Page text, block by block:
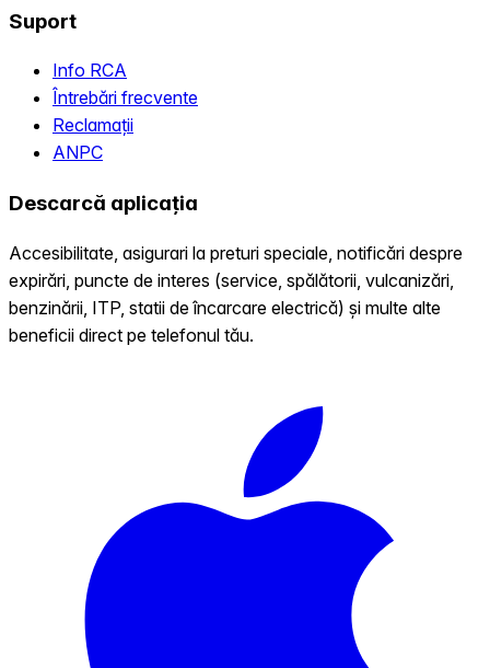
Suport
Info RCA
Întrebări frecvente
Reclamații
ANPC
Descarcă aplicația
Accesibilitate, asigurari la preturi speciale, notificări despre
expirări, puncte de interes (service, spălătorii, vulcanizări,
benzinării, ITP, statii de încarcare electrică) și multe alte
beneficii direct pe telefonul tău.